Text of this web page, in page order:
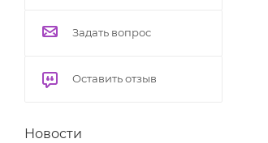
Задать вопрос
Оставить отзыв
Новости